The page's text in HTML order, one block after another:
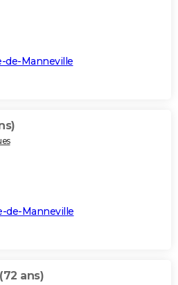
de-Manneville
de-Manneville
(72 ans)